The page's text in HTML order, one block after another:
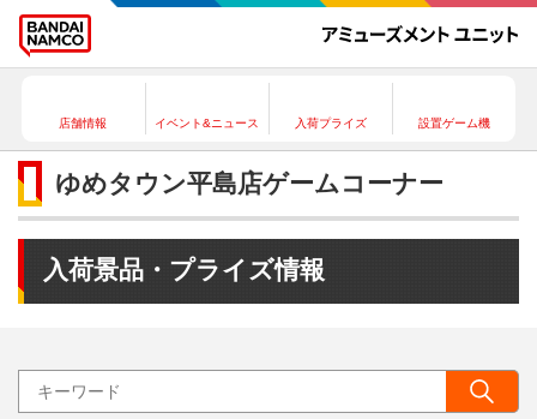
店舗情報 イベント&ニュース 入荷プライズ 設置ゲーム機
ゆめタウン平島店ゲームコーナー
入荷景品・プライズ情報